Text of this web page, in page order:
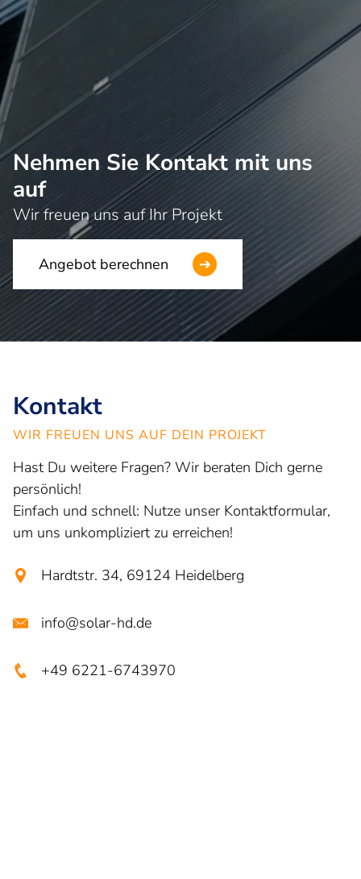
Nehmen Sie Kontakt mit uns
auf
Wir freuen uns auf Ihr Projekt
Angebot berechnen ➔
Kontakt
WIR FREUEN UNS AUF DEIN PROJEKT
Hast Du weitere Fragen? Wir beraten Dich gerne
persönlich!
Einfach und schnell: Nutze unser Kontaktformular,
um uns unkompliziert zu erreichen!
Hardtstr. 34, 69124 Heidelberg
info@solar-hd.de
+49 6221-6743970